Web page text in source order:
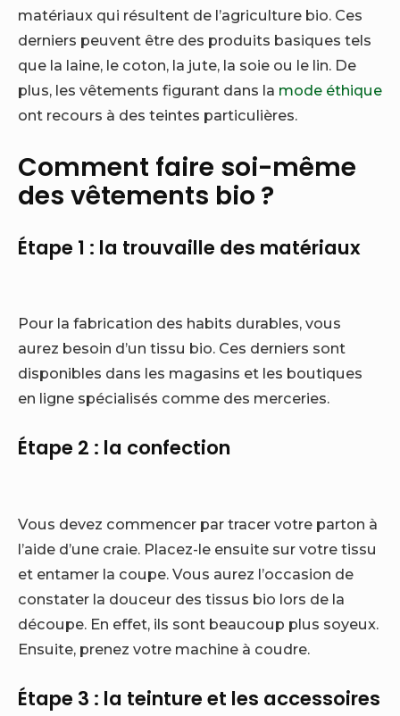
matériaux qui résultent de l’agriculture bio. Ces
derniers peuvent être des produits basiques tels
que la laine, le coton, la jute, la soie ou le lin. De
plus, les vêtements figurant dans la mode éthique
ont recours à des teintes particulières.
Comment faire soi-même
des vêtements bio ?
Étape 1 : la trouvaille des matériaux
Pour la fabrication des habits durables, vous
aurez besoin d’un tissu bio. Ces derniers sont
disponibles dans les magasins et les boutiques
en ligne spécialisés comme des merceries.
Étape 2 : la confection
Vous devez commencer par tracer votre parton à
l’aide d’une craie. Placez-le ensuite sur votre tissu
et entamer la coupe. Vous aurez l’occasion de
constater la douceur des tissus bio lors de la
découpe. En effet, ils sont beaucoup plus soyeux.
Ensuite, prenez votre machine à coudre.
Étape 3 : la teinture et les accessoires